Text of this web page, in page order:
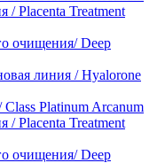
/ Placenta Treatment
очищения/ Deep
линия / Hyalorone
Platinum Arcanum
/ Placenta Treatment
очищения/ Deep